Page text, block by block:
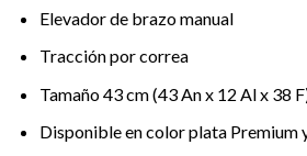
Elevador de brazo manual
Tracción por correa
Tamaño 43 cm (43 An x 12 Al x 38
Disponible en color plata Premium